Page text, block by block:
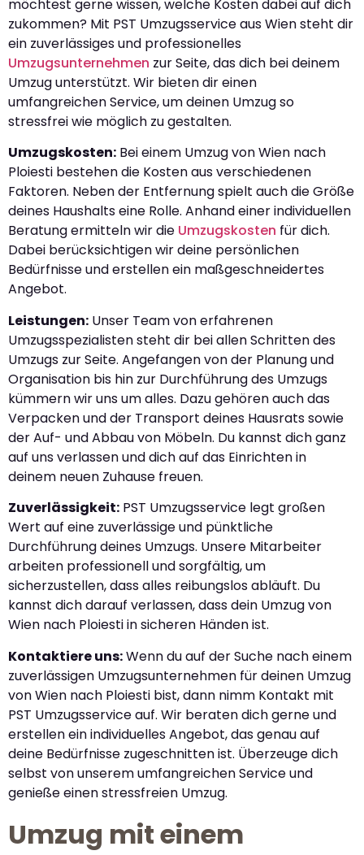
möchtest gerne wissen, welche Kosten dabei auf dich
zukommen? Mit PST Umzugsservice aus Wien steht dir
ein zuverlässiges und professionelles
Umzugsunternehmen zur Seite, das dich bei deinem
Umzug unterstützt. Wir bieten dir einen
umfangreichen Service, um deinen Umzug so
stressfrei wie möglich zu gestalten.
Umzugskosten: Bei einem Umzug von Wien nach
Ploiesti bestehen die Kosten aus verschiedenen
Faktoren. Neben der Entfernung spielt auch die Größe
deines Haushalts eine Rolle. Anhand einer individuellen
Beratung ermitteln wir die Umzugskosten für dich.
Dabei berücksichtigen wir deine persönlichen
Bedürfnisse und erstellen ein maßgeschneidertes
Angebot.
Leistungen: Unser Team von erfahrenen
Umzugsspezialisten steht dir bei allen Schritten des
Umzugs zur Seite. Angefangen von der Planung und
Organisation bis hin zur Durchführung des Umzugs
kümmern wir uns um alles. Dazu gehören auch das
Verpacken und der Transport deines Hausrats sowie
der Auf- und Abbau von Möbeln. Du kannst dich ganz
auf uns verlassen und dich auf das Einrichten in
deinem neuen Zuhause freuen.
Zuverlässigkeit: PST Umzugsservice legt großen
Wert auf eine zuverlässige und pünktliche
Durchführung deines Umzugs. Unsere Mitarbeiter
arbeiten professionell und sorgfältig, um
sicherzustellen, dass alles reibungslos abläuft. Du
kannst dich darauf verlassen, dass dein Umzug von
Wien nach Ploiesti in sicheren Händen ist.
Kontaktiere uns:Wenn du auf der Suche nach einem
zuverlässigen Umzugsunternehmen für deinen Umzug
von Wien nach Ploiesti bist, dann nimm Kontakt mit
PST Umzugsservice auf. Wir beraten dich gerne und
erstellen ein individuelles Angebot, das genau auf
deine Bedürfnisse zugeschnitten ist. Überzeuge dich
selbst von unserem umfangreichen Service und
genieße einen stressfreien Umzug.
Umzug mit einem